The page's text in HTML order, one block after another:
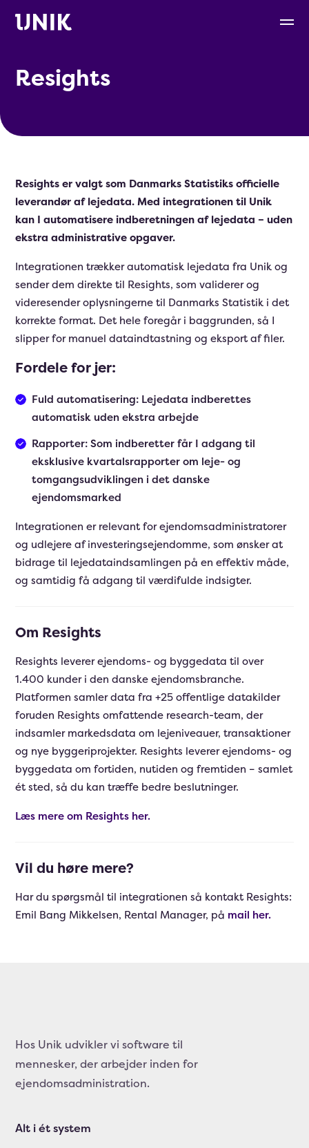
Resights
Resights er valgt som Danmarks Statistiks officielle
leverandør af lejedata. Med integrationen til Unik
kan I automatisere indberetningen af lejedata – uden
ekstra administrative opgaver.
Integrationen trækker automatisk lejedata fra Unik og
sender dem direkte til Resights, som validerer og
videresender oplysningerne til Danmarks Statistik i det
korrekte format. Det hele foregår i baggrunden, så I
slipper for manuel dataindtastning og eksport af filer.
Fordele for jer:
Fuld automatisering: Lejedata indberettes
automatisk uden ekstra arbejde
Rapporter: Som indberetter får I adgang til
eksklusive kvartalsrapporter om leje- og
tomgangsudviklingen i det danske
ejendomsmarked
Integrationen er relevant for ejendomsadministratorer
og udlejere af investeringsejendomme, som ønsker at
bidrage til lejedataindsamlingen på en effektiv måde,
og samtidig få adgang til værdifulde indsigter.
Om Resights
Resights leverer ejendoms- og byggedata til over
1.400 kunder i den danske ejendomsbranche.
Platformen samler data fra +25 offentlige datakilder
foruden Resights omfattende research-team, der
indsamler markedsdata om lejeniveauer, transaktioner
og nye byggeriprojekter. Resights leverer ejendoms- og
byggedata om fortiden, nutiden og fremtiden – samlet
ét sted, så du kan træffe bedre beslutninger.
Læs mere om Resights her.
Vil du høre mere?
Har du spørgsmål til integrationen så kontakt Resights:
Emil Bang Mikkelsen, Rental Manager, på mail her.
Hos Unik udvikler vi software til
mennesker, der arbejder inden for
ejendomsadministration.
Alt i ét system